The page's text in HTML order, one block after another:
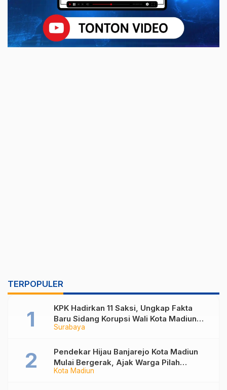
TERPOPULER
Surabaya
KPK Hadirkan 11 Saksi, Ungkap Fakta
Baru Sidang Korupsi Wali Kota Madiun
Nonaktif Maidi
Kota Madiun
Pendekar Hijau Banjarejo Kota Madiun
Mulai Bergerak, Ajak Warga Pilah
Sampah dari Rumah